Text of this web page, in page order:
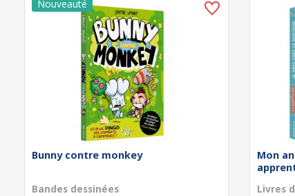
Bunny contre monkey
Bandes dessinées
Mon
Livres